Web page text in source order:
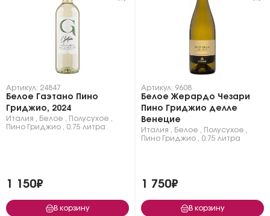
Артикул: 24847
Белое Гаэтано Пино
Гриджио, 2024
Италия Белое Полусухое
Пино Гриджио
0.75 литра
1 150₽
В корзину
Артикул: 9608
Белое Жерардо Чезари
Пино Гриджио делле
Венецие
Италия Белое Полусухое
Пино Гриджио
0.75 литра
1 750₽
В корзину